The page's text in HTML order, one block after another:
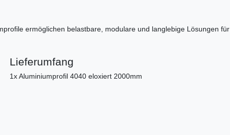
ermöglichen belastbare, modulare und langlebige Lösungen für
Lieferumfang
1x Aluminiumprofil 4040 eloxiert 2000mm